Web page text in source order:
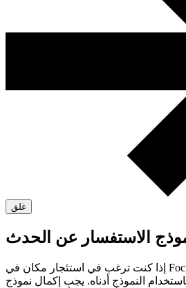
غلق
الاستفسار عن الحدث
إذا كنت ترغب في استئجار مكان في Focus: HOPE ، فيرجى ملء
النموذج أدناه. يجب إكمال نموذج